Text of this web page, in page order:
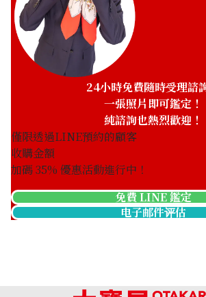
24小時免費隨時受理諮
一張照片即可鑑定！
純諮詢也熱烈歡迎！
僅限透過LINE預約的顧客
收購金額
加碼35% 優惠活動進行中！
免費 LINE 鑑定
电子邮件评估